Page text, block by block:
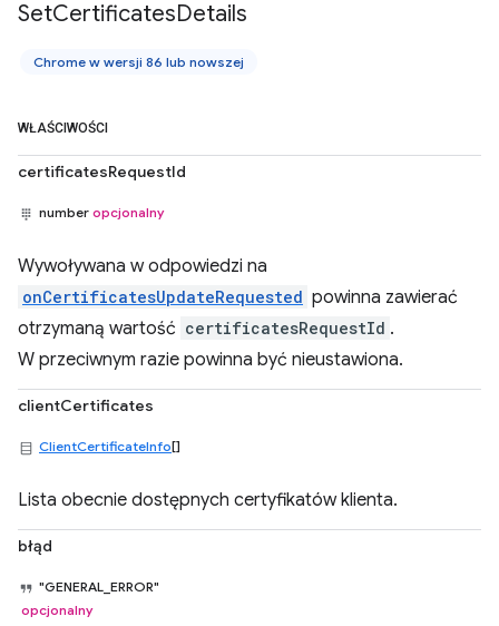
SetCertificatesDetails
Chrome w wersji 86 lub nowszej
WŁAŚCIWOŚCI
certificatesRequestId
number opcjonalny
Wywoływana w odpowiedzi na
onCertificatesUpdateRequested powinna zawierać
otrzymaną wartość certificatesRequestId .
W przeciwnym razie powinna być nieustawiona.
clientCertificates
ClientCertificateInfo[]
Lista obecnie dostępnych certyfikatów klienta.
błąd
"GENERAL_ERROR"
opcjonalny